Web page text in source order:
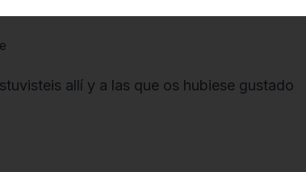
allí y a las que os hubiese gustado